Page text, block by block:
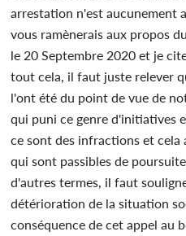
arrestation n'est aucunement
vous ramènerais aux propos
le 20 Septembre 2020 et je
tout cela, il faut juste relever
l'ont été du point de vue de
qui puni ce genre d'initiatives
ce sont des infractions et cela
qui sont passibles de
d'autres termes, il faut
détérioration de la situation
conséquence de cet appel au